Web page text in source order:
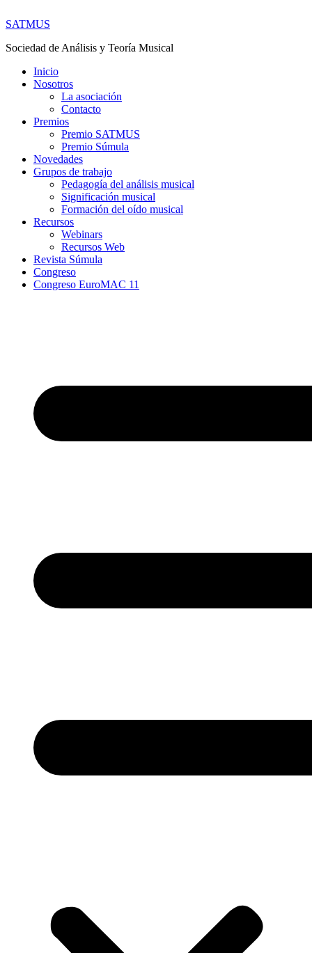
SATMUS
Sociedad de Análisis y Teoría Musical
Inicio
Nosotros
La asociación
Contacto
Premios
Premio SATMUS
Premio Súmula
Novedades
Grupos de trabajo
Pedagogía del análisis musical
Significación musical
Formación del oído musical
Recursos
Webinars
Recursos Web
Revista Súmula
Congreso
Congreso EuroMAC 11